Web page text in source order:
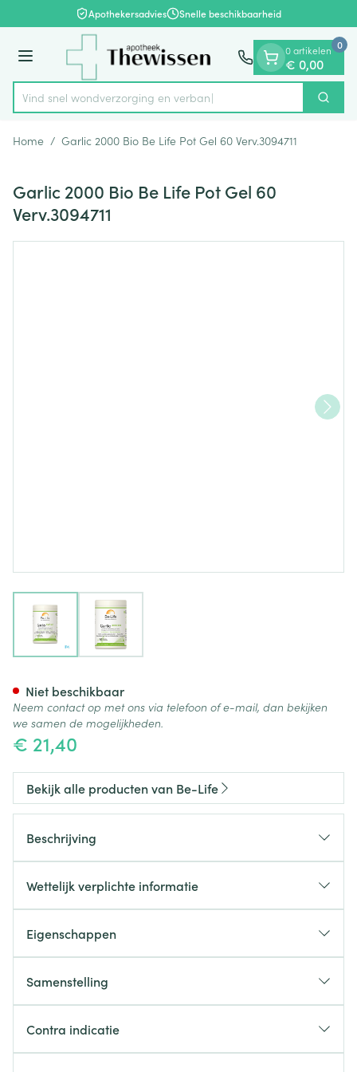
Ga naar de inhoudApothekersadvies Snelle beschikbaarheid
Menu
Product, merk, categorie...
Vind snel wondverzorging en Zoek
0 artikelen
€ 0,00
0
Home / Garlic 2000 Bio Be Life Pot Gel 60 Verv.3094711
Garlic 2000 Bio Be Life Pot Gel 60
Verv.3094711
View larger imageView larger image
€ 21,40
Niet beschikbaar
Neem contact op met ons via telefoon of e-mail, dan bekijken
we samen de mogelijkheden.
Bekijk alle producten van Be-Life
Beschrijving
Wettelijk verplichte informatie
Eigenschappen
Samenstelling
Contra indicatie